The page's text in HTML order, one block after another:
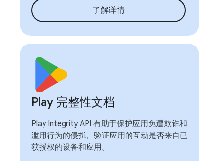
了解详情
Play 完整性文档
Play Integrity API 有助于保护应用免遭欺诈和
滥用行为的侵扰。验证应用的互动是否来自已
获授权的设备和应用。